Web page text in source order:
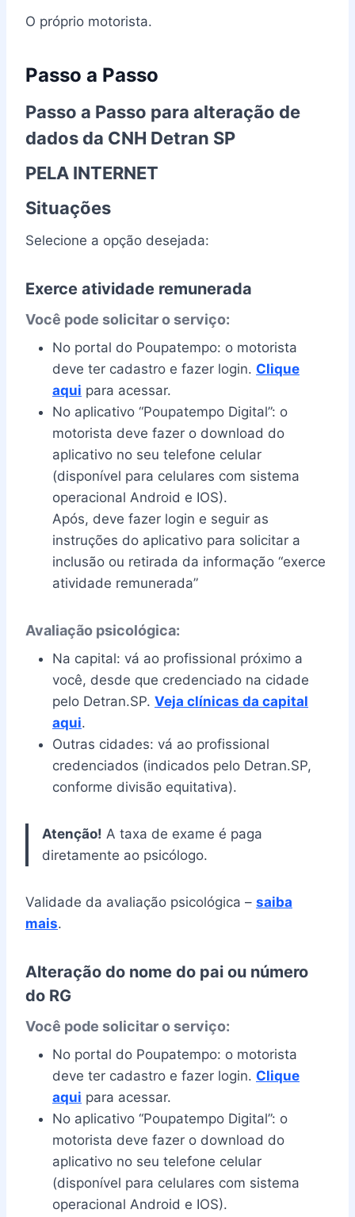
O próprio motorista.
Passo a Passo
Passo a Passo para alteração de
dados da CNH Detran SP
PELA INTERNET
Situações
Selecione a opção desejada:
Exerce atividade remunerada
Você pode solicitar o serviço:
No portal do Poupatempo: o motorista
deve ter cadastro e fazer login. Clique
aqui para acessar.
No aplicativo “Poupatempo Digital”: o
motorista deve fazer o download do
aplicativo no seu telefone celular
(disponível para celulares com sistema
operacional Android e IOS).
Após, deve fazer login e seguir as
instruções do aplicativo para solicitar a
inclusão ou retirada da informação “exerce
atividade remunerada”
Avaliação psicológica:
Na capital: vá ao profissional próximo a
você, desde que credenciado na cidade
pelo Detran.SP. Veja clínicas da capital
aqui.
Outras cidades: vá ao profissional
credenciados (indicados pelo Detran.SP,
conforme divisão equitativa).
Atenção! A taxa de exame é paga
diretamente ao psicólogo.
Validade da avaliação psicológica – saiba
mais.
Alteração do nome do pai ou número
do RG
Você pode solicitar o serviço:
No portal do Poupatempo: o motorista
deve ter cadastro e fazer login. Clique
aqui para acessar.
No aplicativo “Poupatempo Digital”: o
motorista deve fazer o download do
aplicativo no seu telefone celular
(disponível para celulares com sistema
operacional Android e IOS).